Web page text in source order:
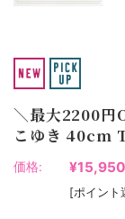
＼最大2200円
こゆき 40cm
価格: ¥15,950
[ポイント